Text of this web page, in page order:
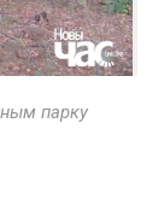
парку